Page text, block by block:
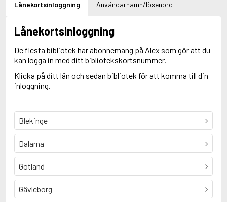
Lånekortsinloggning Användarnamn/lösenord
Lånekortsinloggning
De flesta bibliotek har abonnemang på Alex som gör att du
kan logga in med ditt bibliotekskortsnummer.
Klicka på ditt län och sedan bibliotek för att komma till din
inloggning.
Blekinge
Dalarna
Gotland
Gävleborg